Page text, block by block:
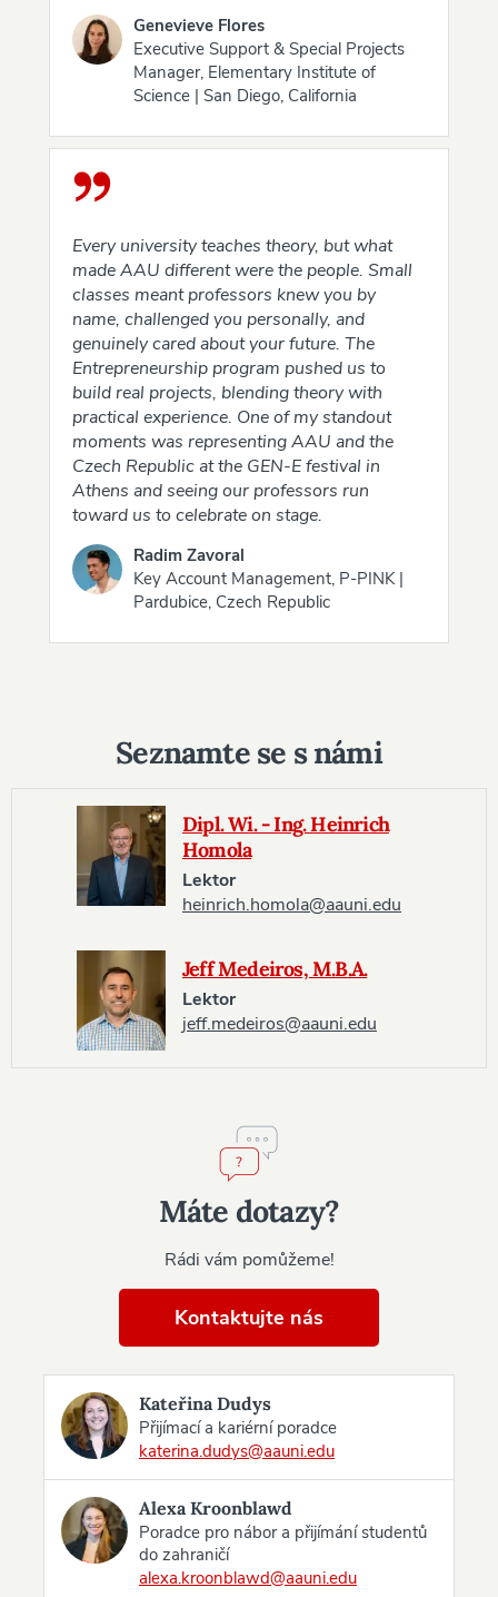
Genevieve Flores
Executive Support & Special Projects
Manager, Elementary Institute of
Science | San Diego, California
Every university teaches theory, but what
made AAU different were the people. Small
classes meant professors knew you by
name, challenged you personally, and
genuinely cared about your future. The
Entrepreneurship program pushed us to
build real projects, blending theory with
practical experience. One of my standout
moments was representing AAU and the
Czech Republic at the GEN-E festival in
Athens and seeing our professors run
toward us to celebrate on stage.
Radim Zavoral
Key Account Management, P-PINK |
Pardubice, Czech Republic
Seznamte se s námi
Dipl. Wi. - Ing. Heinrich
Homola
Lektor
heinrich.homola@aauni.edu
Jeff Medeiros, M.B.A.
Lektor
jeff.medeiros@aauni.edu
Máte dotazy?
Rádi vám pomůžeme!
Kontaktujte nás
Kateřina Dudys
Přijímací a kariérní poradce
katerina.dudys@aauni.edu
Alexa Kroonblawd
Poradce pro nábor a přijímání studentů
do zahraničí
alexa.kroonblawd@aauni.edu